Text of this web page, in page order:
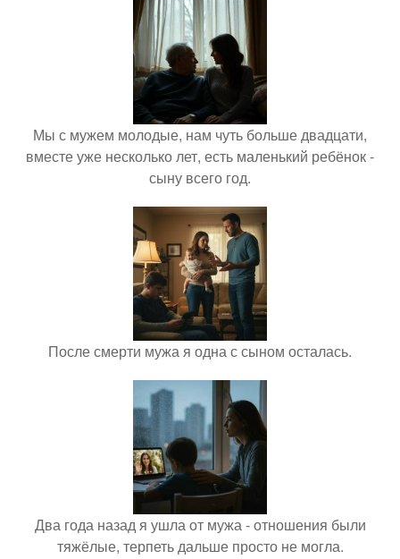
Мы с мужем молодые, нам чуть больше двадцати,
вместе уже несколько лет, есть маленький ребёнок -
сыну всего год.
После смерти мужа я одна с сыном осталась.
Два года назад я ушла от мужа - отношения были
тяжёлые, терпеть дальше просто не могла.